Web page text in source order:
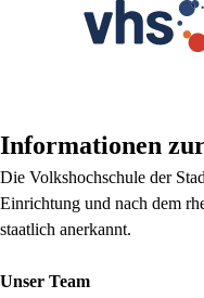
Informationen
Die Volkshochschule der
Einrichtung und nach dem
staatlich anerkannt.
Unser Team